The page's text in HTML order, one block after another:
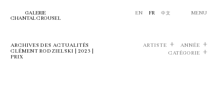
GALERIE
CHANTAL CROUSEL
EN FR 中文 MENU
ARCHIVES DES ACTUALITÉS
CLÉMENT RODZIELSKI | 2023 |
PRIX
ARTISTE
ANNÉE
CATÉGORIE